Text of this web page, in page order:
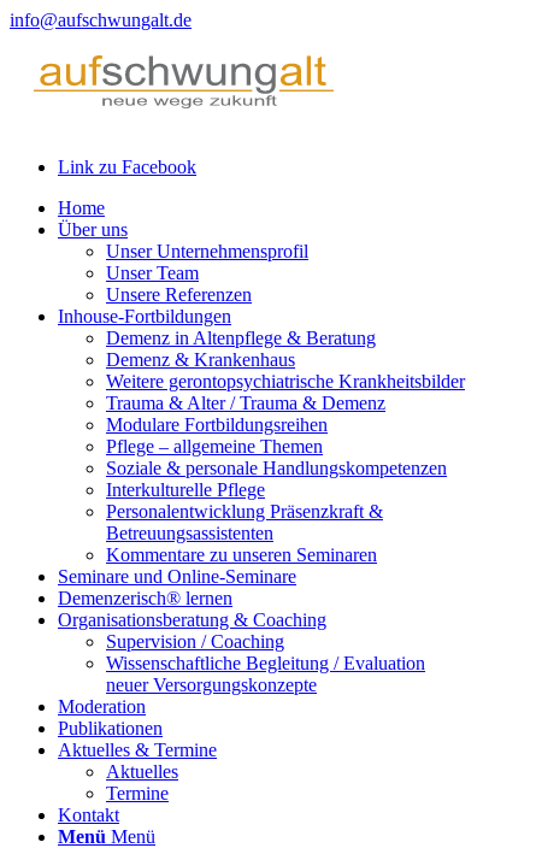
info@aufschwungalt.de
Link zu Facebook
Home
Über uns
Unser Unternehmensprofil
Unser Team
Unsere Referenzen
Inhouse-Fortbildungen
Demenz in Altenpflege & Beratung
Demenz & Krankenhaus
Weitere gerontopsychiatrische Krankheitsbilder
Trauma & Alter / Trauma & Demenz
Modulare Fortbildungsreihen
Pflege – allgemeine Themen
Soziale & personale Handlungskompetenzen
Interkulturelle Pflege
Personalentwicklung Präsenzkraft &
Betreuungsassistenten
Kommentare zu unseren Seminaren
Seminare und Online-Seminare
Demenzerisch® lernen
Organisationsberatung & Coaching
Supervision / Coaching
Wissenschaftliche Begleitung / Evaluation
neuer Versorgungskonzepte
Moderation
Publikationen
Aktuelles & Termine
Aktuelles
Termine
Kontakt
Menü Menü